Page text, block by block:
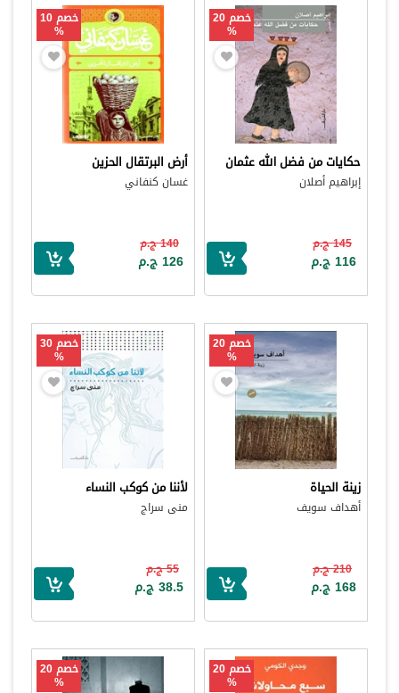
خصم 20
%
حكايات من فضل الله عثمان
إبراهيم أصلان
145 ج.م
116 ج.م
خصم 10
%
أرض البرتقال الحزين
غسان كنفاني
140 ج.م
126 ج.م
خصم 20
%
زينة الحياة
أهداف سويف
210 ج.م
168 ج.م
خصم 30
%
لأننا من كوكب النساء
منى سراج
55 ج.م
38.5 ج.م
خصم 20
%
خصم 20
%